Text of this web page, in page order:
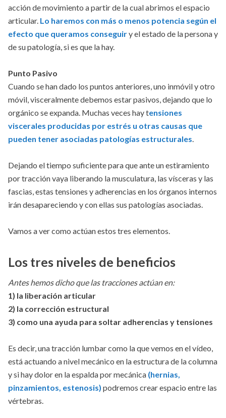
acción de movimiento a partir de la cual abrimos el espacio
articular. Lo haremos con más o menos potencia según el
efecto que queramos conseguiry el estado de la persona y
de su patología, si es que la hay.
Punto Pasivo
Cuando se han dado los puntos anteriores, uno inmóvil y otro
móvil, visceralmente debemos estar pasivos, dejando que lo
orgánico se expanda. Muchas veces hay tensiones
viscerales producidas por estrés u otras causas que
pueden tener asociadas patologías estructurales.
Dejando el tiempo suficiente para que ante un estiramiento
por tracción vaya liberando la musculatura, las vísceras y las
fascias, estas tensiones y adherencias en los órganos internos
irán desapareciendo y con ellas sus patologías asociadas.
Vamos a ver como actúan estos tres elementos.
Los tres niveles de beneficios
Antes hemos dicho que las tracciones actúan en:
1) la liberación articular
2) la corrección estructural
3) como una ayuda para soltar adherencias y tensiones
Es decir, una tracción lumbar como la que vemos en el vídeo,
está actuando a nivel mecánico en la estructura de la columna
y si hay dolor en la espalda por mecánica (hernias,
pinzamientos, estenosis) podremos crear espacio entre las
vértebras.